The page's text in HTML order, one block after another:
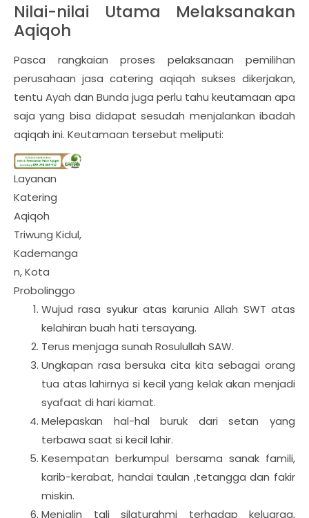
Nilai-nilai Utama Melaksanakan
Aqiqoh
Pasca rangkaian proses pelaksanaan pemilihan
perusahaan jasa catering aqiqah sukses dikerjakan,
tentu Ayah dan Bunda juga perlu tahu keutamaan apa
saja yang bisa didapat sesudah menjalankan ibadah
aqiqah ini. Keutamaan tersebut meliputi:
Layanan
Katering
Aqiqoh
Triwung Kidul,
Kademanga
n, Kota
Probolinggo
Wujud rasa syukur atas karunia Allah SWT atas
kelahiran buah hati tersayang.
Terus menjaga sunah Rosulullah SAW.
Ungkapan rasa bersuka cita kita sebagai orang
tua atas lahirnya si kecil yang kelak akan menjadi
syafaat di hari kiamat.
Melepaskan hal-hal buruk dari setan yang
terbawa saat si kecil lahir.
Kesempatan berkumpul bersama sanak famili,
karib-kerabat, handai taulan ,tetangga dan fakir
miskin.
Menjalin tali silaturahmi terhadap keluarga,